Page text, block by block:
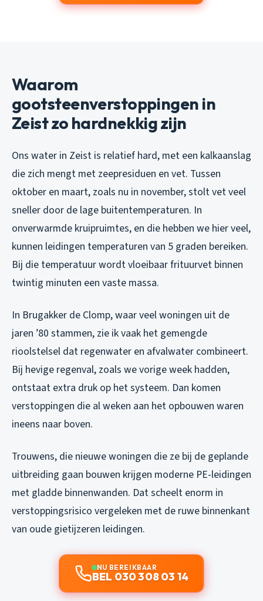
Waarom
gootsteenverstoppingen in
Zeist zo hardnekkig zijn
Ons water in Zeist is relatief hard, met een kalkaanslag
die zich mengt met zeepresiduen en vet. Tussen
oktober en maart, zoals nu in november, stolt vet veel
sneller door de lage buitentemperaturen. In
onverwarmde kruipruimtes, en die hebben we hier veel,
kunnen leidingen temperaturen van 5 graden bereiken.
Bij die temperatuur wordt vloeibaar frituurvet binnen
twintig minuten een vaste massa.
In Brugakker de Clomp, waar veel woningen uit de
jaren ’80 stammen, zie ik vaak het gemengde
rioolstelsel dat regenwater en afvalwater combineert.
Bij hevige regenval, zoals we vorige week hadden,
ontstaat extra druk op het systeem. Dan komen
verstoppingen die al weken aan het opbouwen waren
ineens naar boven.
Trouwens, die nieuwe woningen die ze bij de geplande
uitbreiding gaan bouwen krijgen moderne PE-leidingen
met gladde binnenwanden. Dat scheelt enorm in
verstoppingsrisico vergeleken met de ruwe binnenkant
van oude gietijzeren leidingen.
NU BEREIKBAAR
BEL 030 308 03 14